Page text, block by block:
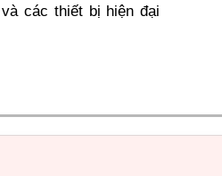
các thiết bị hiện đại